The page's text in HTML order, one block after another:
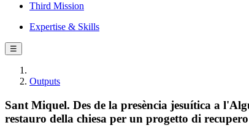
Third Mission
Expertise & Skills
☰
Outputs
Sant Miquel. Des de la presència jesuítica a
restauro della chiesa per un progetto di